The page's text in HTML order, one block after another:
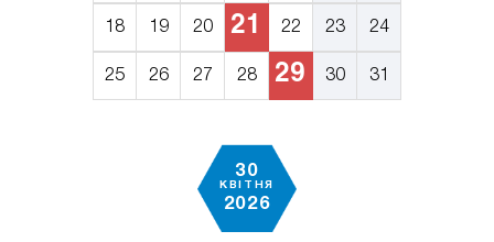
18 19 20 21 22 23 24
25 26 27 28 29 30 31
30
КВІТНЯ
2026